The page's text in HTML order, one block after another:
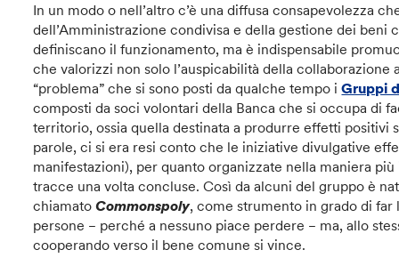
In un modo o nell’altro c’è una diffusa consapevolezza
dell’Amministrazione condivisa e della gestione dei
definiscano il funzionamento, ma è indispensabile
che valorizzi non solo l’auspicabilità della
“problema” che si sono posti da qualche tempo iGruppi
composti da soci volontari della Banca che si occupa di
territorio, ossia quella destinata a produrre effetti
parole, ci si era resi conto che le iniziative divulgative
manifestazioni), per quanto organizzate nella maniera
tracce una volta concluse. Così da alcuni del gruppo è
chiamatoCommonspoly, come strumento in grado di
persone − perché a nessuno piace perdere − ma, allo
cooperando verso il bene comune si vince.